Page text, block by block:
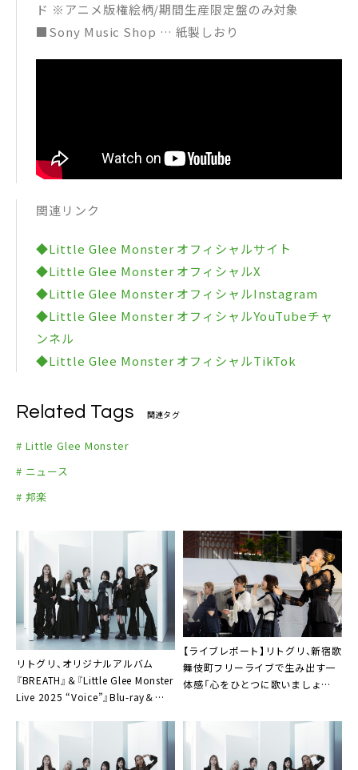
ド ※アニメ版権絵柄/期間生産限定盤のみ対象
■Sony Music Shop … 紙製しおり
関連リンク
◆Little Glee Monster オフィシャルサイト
◆Little Glee Monster オフィシャルX
◆Little Glee Monster オフィシャルInstagram
◆Little Glee Monster オフィシャルYouTubeチャ
ンネル
◆Little Glee Monster オフィシャルTikTok
Related Tags 関連タグ
# Little Glee Monster
# ニュース
# 邦楽
リトグリ、オリジナルアルバム
『BREATH』＆『Little Glee Monster
Live 2025 “Voice”』Blu-ray＆
【ライブレポート】リトグリ、新宿歌
舞伎町フリーライブで生み出す一
体感「心をひとつに歌いましょ